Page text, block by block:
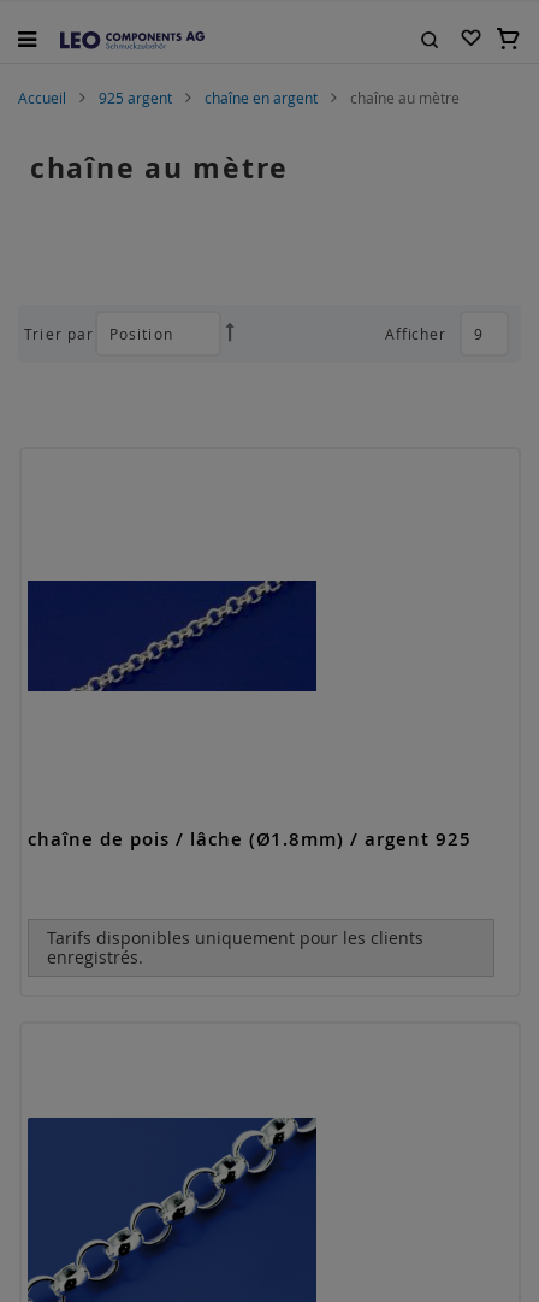
au
Mon
Accueil 925 argent chaîne en argent chaîne au mètre
chaîne au mètre
Afficher
Trier par
Par
chaîne de pois / lâche (Ø1.8mm) / argent 925
Tarifs disponibles uniquement pour les clients
enregistrés.